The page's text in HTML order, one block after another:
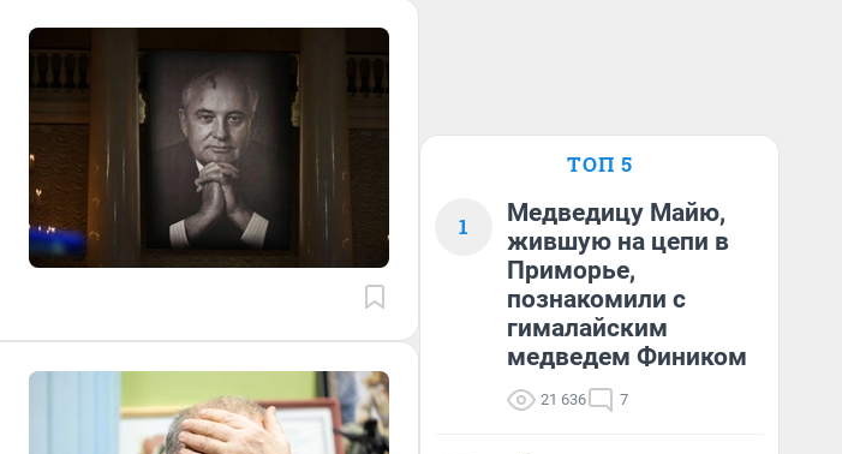
ТОП 5
1
Медведицу Майю,
жившую на цепи в
Приморье,
познакомили с
гималайским
медведем Фиником
21 636 7